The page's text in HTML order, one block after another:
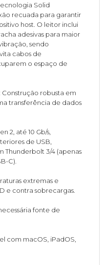
Solid
recuada para garantir
host. O leitor inclui
adesivas para maior
sendo
cabos de
o espaço de
Construção robusta em
transferência de dados
2, até 10 Gb/s,
de USB,
Thunderbolt 3/4 (apenas
C).
extremas e
e contra sobrecargas.
fonte de
com macOS, iPadOS,